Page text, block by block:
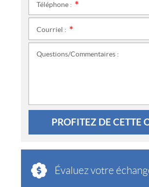
Téléphone :
Courriel :
Questions/Commentaires :
PROFITEZ DE CETTE
Évaluez votre